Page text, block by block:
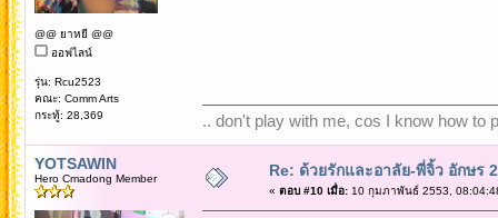
@@ ยาหยี @@
ออฟไลน์
รุ่น: Rcu2523
คณะ: Comm Arts
กระทู้: 28,369
.. don't play with me, cos I know how to
YOTSAWIN
Hero Cmadong Member Re: ด้วยรักและอาลัย-พี่จิ้ว อักษร
« ตอบ #10 เมื่อ:10 กุมภาพันธ์ 2553,